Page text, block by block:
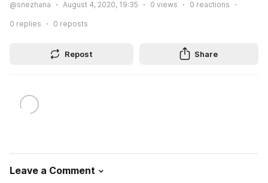
@snezhana August 4, 2020, 19:35 0 views 0 reactions
0 replies 0 reposts
Repost Share
Leave a Comment